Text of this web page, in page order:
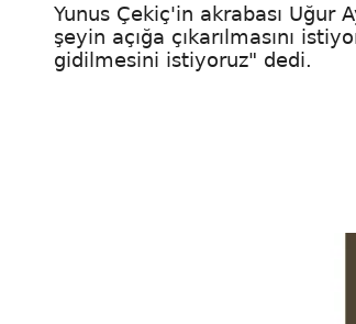
Yunus Çekiç'in akrabası Uğur
şeyin açığa çıkarılmasını
gidilmesini istiyoruz" dedi.